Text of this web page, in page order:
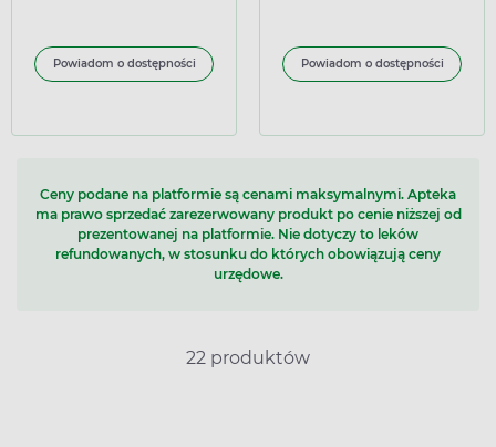
Powiadom o dostępności Powiadom o dostępności
Ceny podane na platformie są cenami maksymalnymi. Apteka
ma prawo sprzedać zarezerwowany produkt po cenie niższej od
prezentowanej na platformie. Nie dotyczy to leków
refundowanych, w stosunku do których obowiązują ceny
urzędowe.
22 produktów